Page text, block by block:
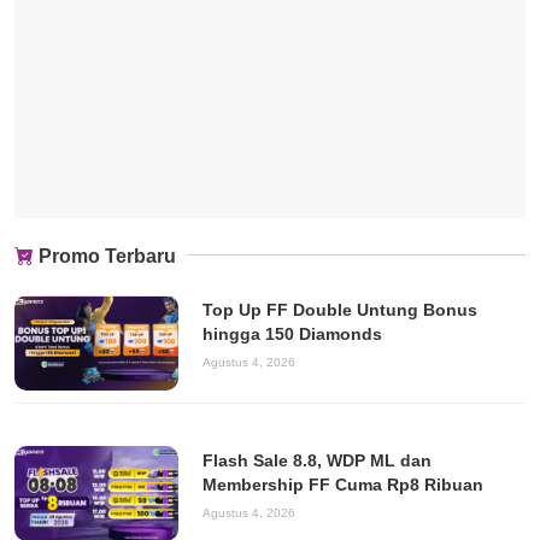
Promo Terbaru
Top Up FF Double Untung Bonus
hingga 150 Diamonds
Agustus 4, 2026
Flash Sale 8.8, WDP ML dan
Membership FF Cuma Rp8 Ribuan
Agustus 4, 2026